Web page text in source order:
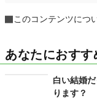
このコンテンツにつ
あなたにおすす
白い結婚
ります？